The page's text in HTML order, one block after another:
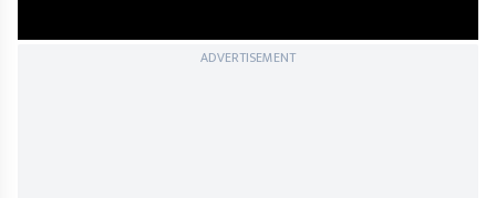
ADVERTISEMENT